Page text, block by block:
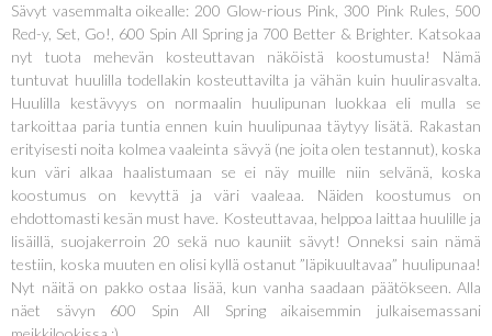
Sävyt vasemmalta oikealle: 200 Glow-rious Pink, 300 Pink Rules, 500
Red-y, Set, Go!, 600 Spin All Spring ja 700 Better & Brighter. Katsokaa
nyt tuota mehevän kosteuttavan näköistä koostumusta! Nämä
tuntuvat huulilla todellakin kosteuttavilta ja vähän kuin huulirasvalta.
Huulilla kestävyys on normaalin huulipunan luokkaa eli mulla se
tarkoittaa paria tuntia ennen kuin huulipunaa täytyy lisätä. Rakastan
erityisesti noita kolmea vaaleinta sävyä (ne joita olen testannut), koska
kun väri alkaa haalistumaan se ei näy muille niin selvänä, koska
koostumus on kevyttä ja väri vaaleaa. Näiden koostumus on
ehdottomasti kesän must have. Kosteuttavaa, helppoa laittaa huulille ja
lisäillä, suojakerroin 20 sekä nuo kauniit sävyt! Onneksi sain nämä
testiin, koska muuten en olisi kyllä ostanut ”läpikuultavaa” huulipunaa!
Nyt näitä on pakko ostaa lisää, kun vanha saadaan päätökseen. Alla
näet sävyn 600 Spin All Spring aikaisemmin julkaisemassani